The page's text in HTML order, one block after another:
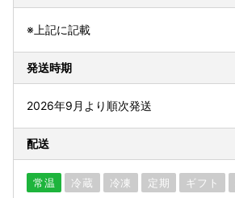
※上記に記載
発送時期
2026年9月より順次発送
配送
常温 冷蔵 冷凍 定期 ギフト